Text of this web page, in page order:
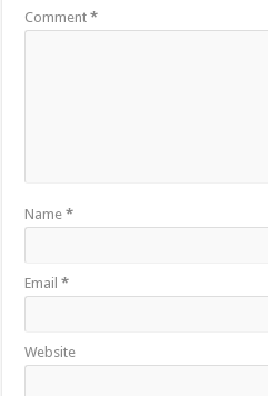
Comment*
Name*
Email*
Website